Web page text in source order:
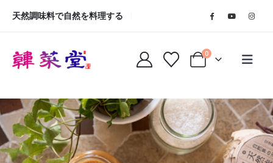
天然調味料で自然を料理する
0